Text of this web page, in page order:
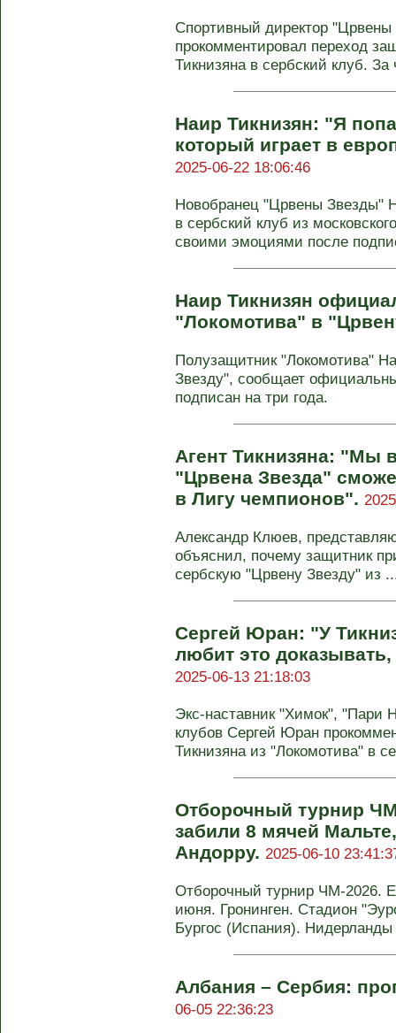
Спортивный директор
прокомментировал переход
Тикнизяна в сербский клуб. За
Наир Тикнизян: "Я
который играет в
2025-06-22 18:06:46
Новобранец "Црвены Звезды"
в сербский клуб из
своими эмоциями после
Наир Тикнизян
"Локомотива" в
Полузащитник "Локомотива"
Звезду", сообщает
подписан на три года.
Агент Тикнизяна: "Мы
"Црвена Звезда"
в Лигу чемпионов".
Александр Клюев,
объяснил, почему защитник
сербскую "Црвену Звезду" из
Сергей Юран: "У
любит это
2025-06-13 21:18:03
Экс-наставник "Химок", "Пари
клубов Сергей Юран
Тикнизяна из "Локомотива" в
Отборочный турнир
забили 8 мячей
Андорру. 2025-06-10
Отборочный турнир ЧМ-2026.
июня. Гронинген. Стадион
Бургос (Испания).
Албания – Сербия:
06-05 22:36:23